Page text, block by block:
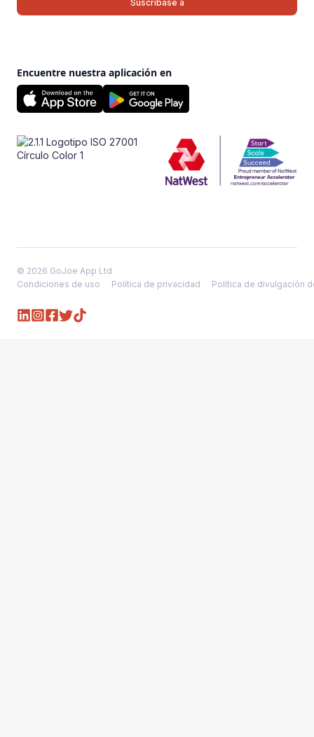
Encuentre nuestra aplicación en
© 2026 GoJoe App Ltd
Condiciones de uso
Política de privacidad Política de divulgación